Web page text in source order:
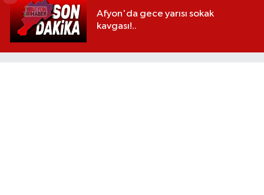
Afyon'da gece yarısı sokak
kavgası!..